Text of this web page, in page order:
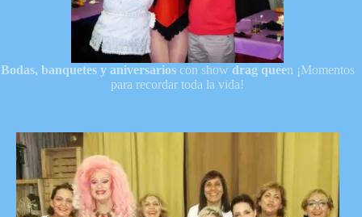
Bodas, banquetes y aniversarioscon show drag queen ¡Momentos
para recordar toda la vida!